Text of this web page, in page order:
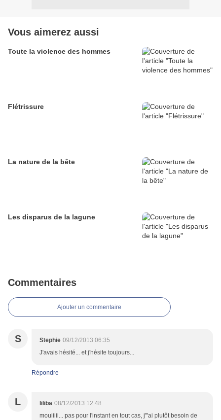
Vous aimerez aussi
Toute la violence des hommes
Flétrissure
La nature de la bête
Les disparus de la lagune
Commentaires
Ajouter un commentaire
S Stephie 09/12/2013 06:35
J'avais hésité... et j'hésite toujours...
Répondre
L liliba 08/12/2013 12:48
mouiiiii... pas pour l'instant en tout cas, j'"ai plutôt besoin de